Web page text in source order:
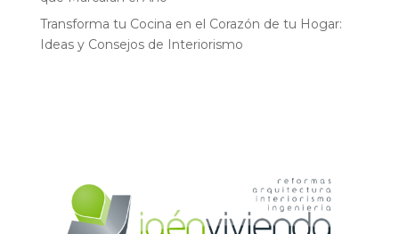
Transforma tu Cocina en el Corazón de tu Hogar:
Ideas y Consejos de Interiorismo